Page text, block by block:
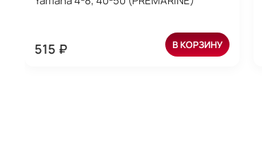
515 ₽ В КОРЗИНУ